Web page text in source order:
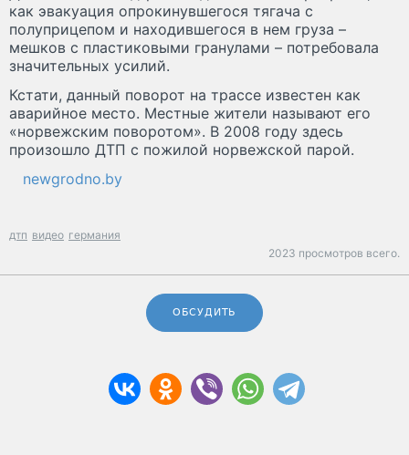
как эвакуация опрокинувшегося тягача с
полуприцепом и находившегося в нем груза –
мешков с пластиковыми гранулами – потребовала
значительных усилий.
Кстати, данный поворот на трассе известен как
аварийное место. Местные жители называют его
«норвежским поворотом». В 2008 году здесь
произошло ДТП с пожилой норвежской парой.
newgrodno.by
дтп видео германия
2023 просмотров всего.
ОБСУДИТЬ